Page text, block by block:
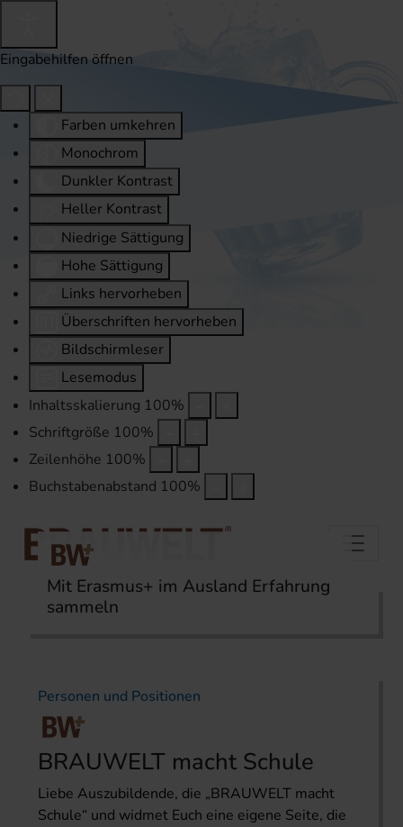
Eingabehilfen öffnen
Farben umkehren
Monochrom
Dunkler Kontrast
Heller Kontrast
Niedrige Sättigung
Hohe Sättigung
Links hervorheben
Überschriften hervorheben
Bildschirmleser
Lesemodus
Inhaltsskalierung 100%
Schriftgröße 100%
Zeilenhöhe 100%
Buchstabenabstand 100%
Startseite Karriere
Mit Erasmus+ im Ausland Erfahrung
sammeln
Personen und Positionen
BRAUWELT macht Schule
Liebe Auszubildende, die „BRAUWELT macht
Schule“ und widmet Euch eine eigene Seite, die